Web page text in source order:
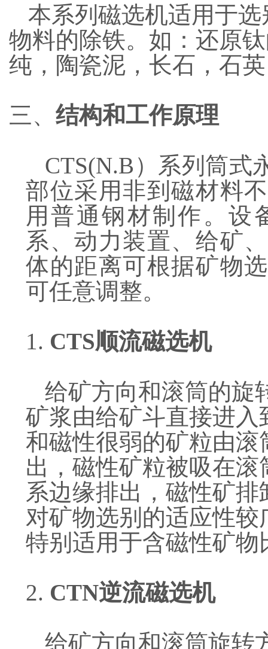
本系列磁选机适用于
物料的除铁。如：还原
纯，陶瓷泥，长石，石
三、 结构和工作原理
CTS(N.B）系列筒式
部位采用非到磁材料
用普通钢材制作。设
系、动力装置、给矿
体的距离可根据矿物
可任意调整。
1. CTS顺流磁选机
给矿方向和滚筒的旋
矿浆由给矿斗直接进
和磁性很弱的矿粒由
出，磁性矿粒被吸在
系边缘排出，磁性矿
对矿物选别的适应性
特别适用于含磁性矿
2. CTN逆流磁选机
给矿方向和滚筒旋转